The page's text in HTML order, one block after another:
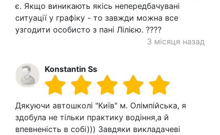
є. Якщо виникають якісь непередбачувані
ситуації у графіку - то завжди можна все
узгодити особисто з пані Лілією. ????
3 місяця назад
Konstantin Ss
Дякуючи автошколі "Київ" м. Олімпійська, я
здобула не тільки практику водіння,а й
впевненість в собі))) Завдяки викладачеві